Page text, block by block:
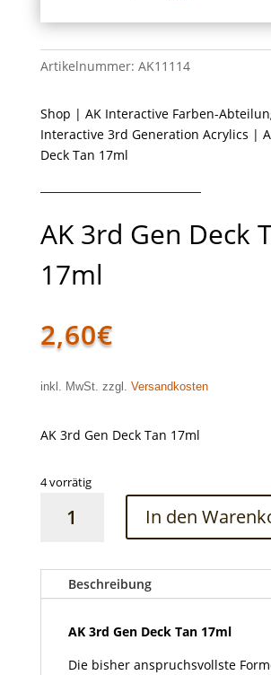
Artikelnummer: AK11114
Shop | AK Interactive Farben-
Interactive 3rd Generation Acrylics |
Deck Tan 17ml
AK 3rd Gen Deck
17ml
2,60€
inkl. MwSt. zzgl. Versandkosten
AK 3rd Gen Deck Tan 17ml
4 vorrätig
17ml
Menge
In den
Beschreibung
AK 3rd Gen Deck Tan 17ml
Die bisher anspruchsvollste